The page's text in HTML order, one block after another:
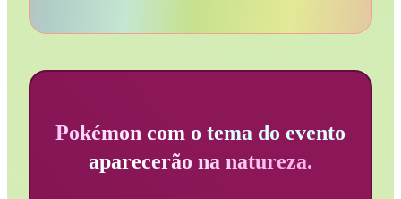
Pokémon com o tema do evento
aparecerão na natureza.